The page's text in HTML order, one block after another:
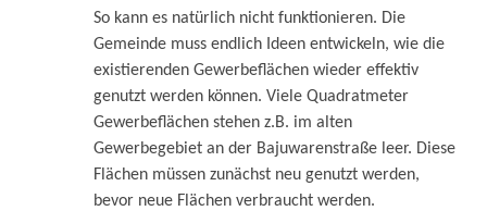
So kann es natürlich nicht funktionieren. Die
Gemeinde muss endlich Ideen entwickeln, wie die
existierenden Gewerbeflächen wieder effektiv
genutzt werden können. Viele Quadratmeter
Gewerbeflächen stehen z.B. im alten
Gewerbegebiet an der Bajuwarenstraße leer. Diese
Flächen müssen zunächst neu genutzt werden,
bevor neue Flächen verbraucht werden.